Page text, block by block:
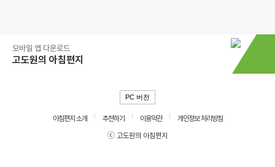
모바일 앱 다운로드
고도원의 아침편지
PC 버전
아침편지 소개 추천하기 이용약관
개인정보 처리방침
ⓒ 고도원의 아침편지